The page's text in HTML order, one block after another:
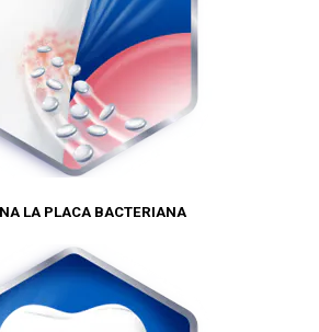
LA PLACA BACTERIANA